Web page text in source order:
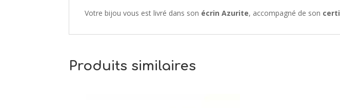
Votre bijou vous est livré dans son écrin Azurite, accompagné de son
Produits similaires